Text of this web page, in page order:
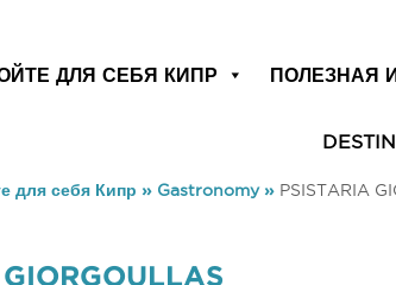
ДЛЯ СЕБЯ КИПР ПОЛЕЗНАЯ
для себя Кипр » Gastronomy» PSISTARIA